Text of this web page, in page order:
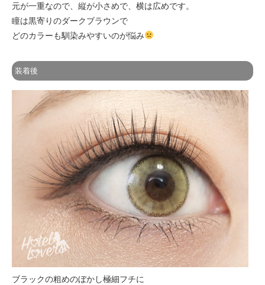
元が一重なので、縦が小さめで、横は広めです。
瞳は黒寄りのダークブラウンで
どのカラーも馴染みやすいのが悩み
装着後
ブラックの粗めのぼかし極細フチに